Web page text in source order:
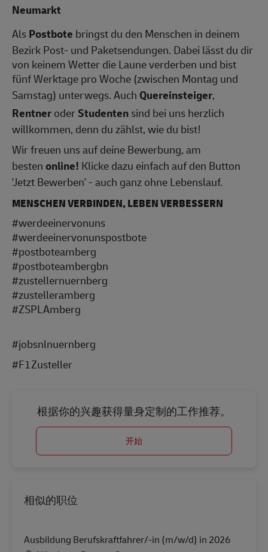
Neumarkt
AlsPostbote bringst du den Menschen in deinem
Bezirk Post- und Paketsendungen. Dabei lässt du dir
von keinem Wetter die Laune verderben und bist
fünf Werktage pro Woche (zwischen Montag und
Samstag) unterwegs. Auch Quereinsteiger,
RentneroderStudentensind bei uns herzlich
willkommen, denn du zählst, wie du bist!
Wir freuen uns auf deine Bewerbung, am
bestenonline! Klicke dazu einfach auf den Button
'Jetzt Bewerben' - auch ganz ohne Lebenslauf.
MENSCHEN VERBINDEN, LEBEN VERBESSERN
#werdeeinervonuns
#werdeeinervonunspostbote
#postboteamberg
#postboteambergbn
#zustellernuernberg
#zustelleramberg
#ZSPLAmberg
#jobsnlnuernberg
#F1Zusteller
根据你的兴趣获得量身定制的工作推荐。
开始
相似的职位
Ausbildung Berufskraftfahrer/-in (m/w/d) in 2026